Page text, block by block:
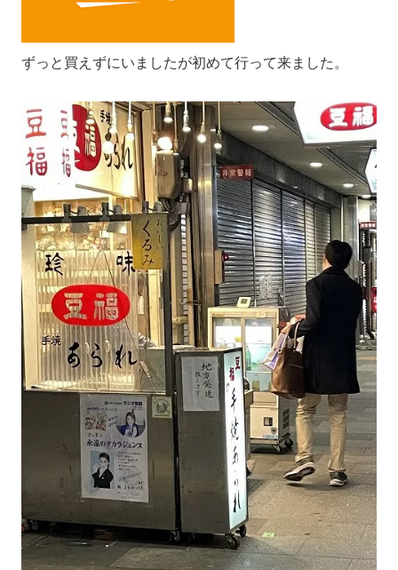
ずっと買えずにいましたが初めて行って来ました。